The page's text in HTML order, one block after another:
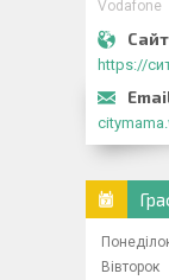
Vodafone
https://
Вівторок